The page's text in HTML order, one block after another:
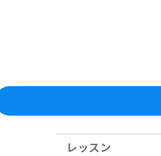
レッスン